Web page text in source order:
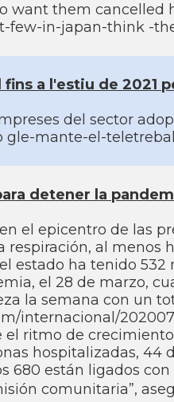
want them
few-in-japan-think -
a l'estiu de 2021
del sector
gle-mante-el-
detener la
el epicentro de las
al menos
estado ha tenido
el 28 de marzo,
la semana con un
internacional/
ritmo de
hospitalizadas, 44
680 están ligados
comunitaria”,